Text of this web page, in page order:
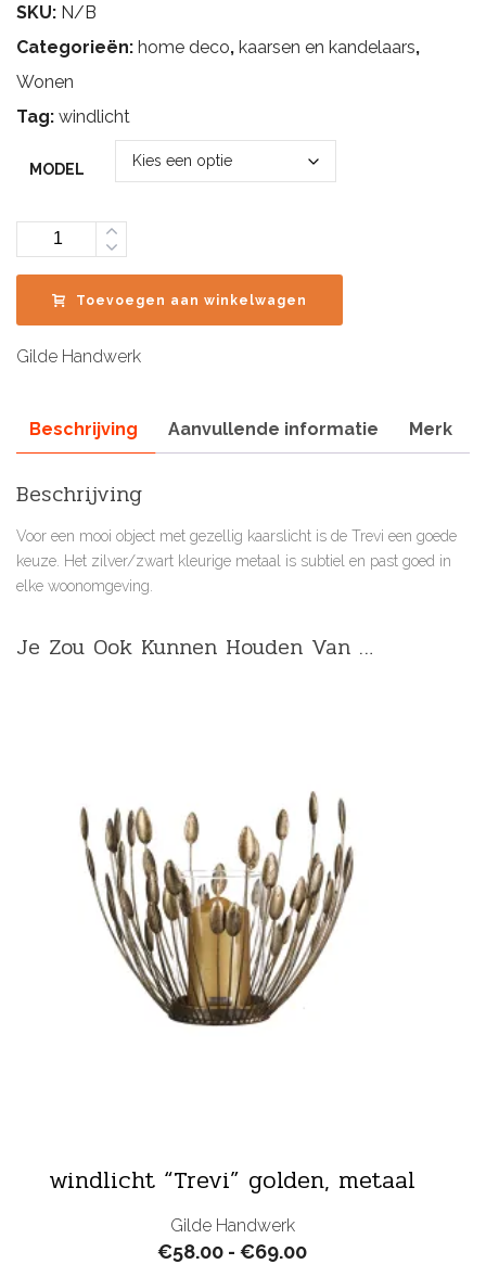
€69.00
SKU: N/B
Categorieën: home deco, kaarsen en kandelaars,
Wonen
Tag: windlicht
MODEL
Aantal
Toevoegen aan winkelwagen
Gilde Handwerk
Beschrijving Aanvullende informatie Merk
Beschrijving
Voor een mooi object met gezellig kaarslicht is de Trevi een goede
keuze. Het zilver/zwart kleurige metaal is subtiel en past goed in
elke woonomgeving.
Je Zou Ook Kunnen Houden Van …
windlicht “Trevi” golden, metaal
Gilde Handwerk
€58.00 - €69.00Prijsklasse: